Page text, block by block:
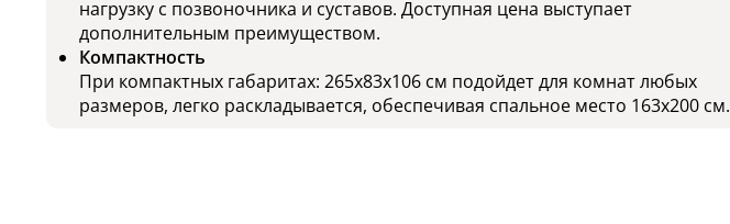
нагрузку с позвоночника и суставов. Доступная цена выступает
дополнительным преимуществом.
Компактность
При компактных габаритах: 265x83x106 см подойдет для комнат любых
размеров, легко раскладывается, обеспечивая спальное место 163x200 см.